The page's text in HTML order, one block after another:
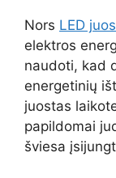
Nors LED
elektros
naudoti, kad
energetinių
juostas
papildomai
šviesa